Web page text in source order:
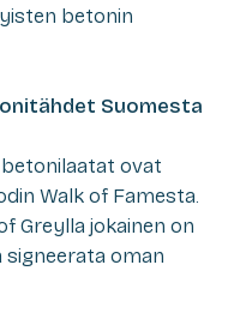
betonin
Suomesta
ovat
Walk of Famesta.
Greylla jokainen on
signeerata oman